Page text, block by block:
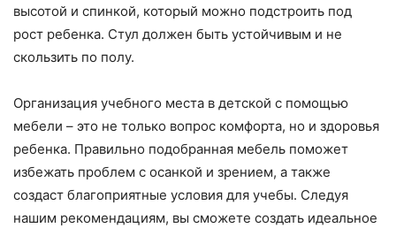
высотой и спинкой, который можно подстроить под
рост ребенка. Стул должен быть устойчивым и не
скользить по полу.
Организация учебного места в детской с помощью
мебели – это не только вопрос комфорта, но и здоровья
ребенка. Правильно подобранная мебель поможет
избежать проблем с осанкой и зрением, а также
создаст благоприятные условия для учебы. Следуя
нашим рекомендациям, вы сможете создать идеальное